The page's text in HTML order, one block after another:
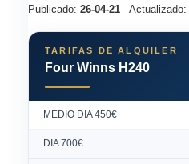
Publicado: 26-04-21 Actualizado:
TARIFAS DE ALQUILER
Four Winns H240
MEDIO DIA 450€
DIA 700€